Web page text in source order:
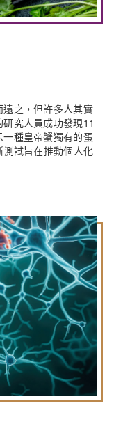
之，但許多人其實
究人員成功發現11
種皇帝蟹獨有的蛋
試旨在推動個人化